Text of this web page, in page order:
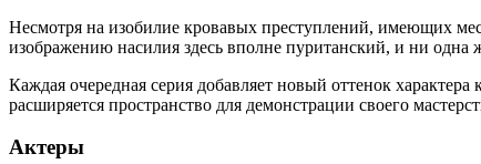
Несмотря на изобилие кровавых преступлений, имеющих
изображению насилия здесь вполне пуританский, и ни одна
Каждая очередная серия добавляет новый оттенок
расширяется пространство для демонстрации своего
Актеры